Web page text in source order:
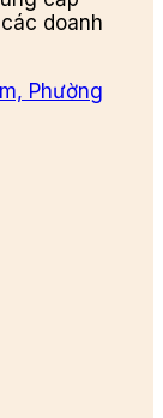
doanh
Phường